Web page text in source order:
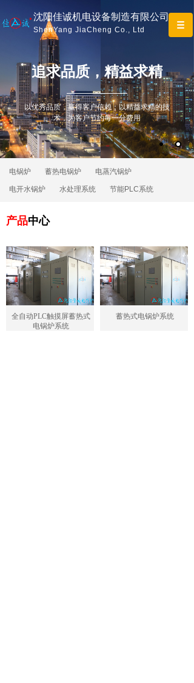
沈阳佳诚机电设备制造有限公司
ShenYang JiaCheng Co., Ltd
以优秀品质，赢得客户信赖；以精益求精的技
术，为客户节约每一分费用
追求品质，精益求精
电锅炉 蓄热电锅炉 电蒸汽锅炉
电开水锅炉 水处理系统 节能PLC系统
产品中心
全自动PLC触摸屏蓄热式
电锅炉系统
蓄热式电锅炉系统